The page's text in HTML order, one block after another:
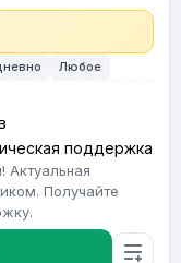
Любое
поддержка
Актуальная
Получайте